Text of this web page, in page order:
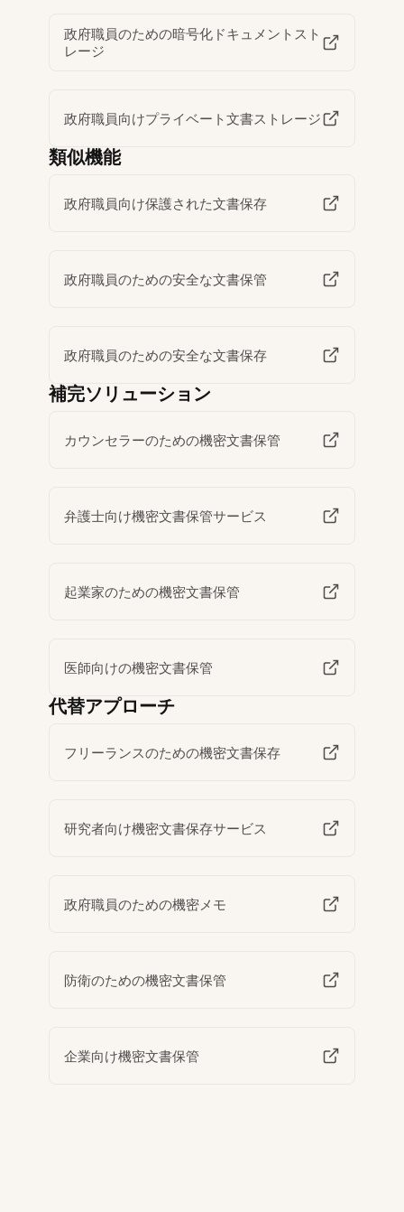
政府職員のための暗号化ドキュメントスト
レージ
政府職員向けプライベート文書ストレージ
類似機能
政府職員向け保護された文書保存
政府職員のための安全な文書保管
政府職員のための安全な文書保存
補完ソリューション
カウンセラーのための機密文書保管
弁護士向け機密文書保管サービス
起業家のための機密文書保管
医師向けの機密文書保管
代替アプローチ
フリーランスのための機密文書保存
研究者向け機密文書保存サービス
政府職員のための機密メモ
防衛のための機密文書保管
企業向け機密文書保管